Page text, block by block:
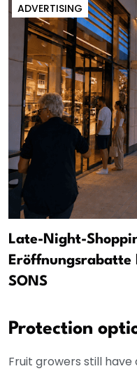
ADVERTISING
Late-Night-
Eröffnungsrabatte
SONS
Protection
Fruit growers still